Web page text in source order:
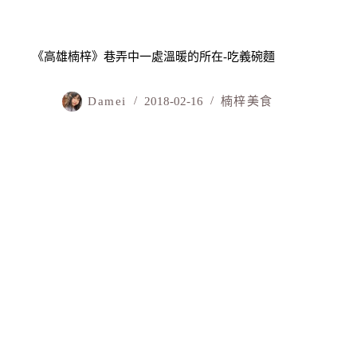
《高雄楠梓》巷弄中一處溫暖的所在-吃義碗麵
Damei 2018-02-16 楠梓美食